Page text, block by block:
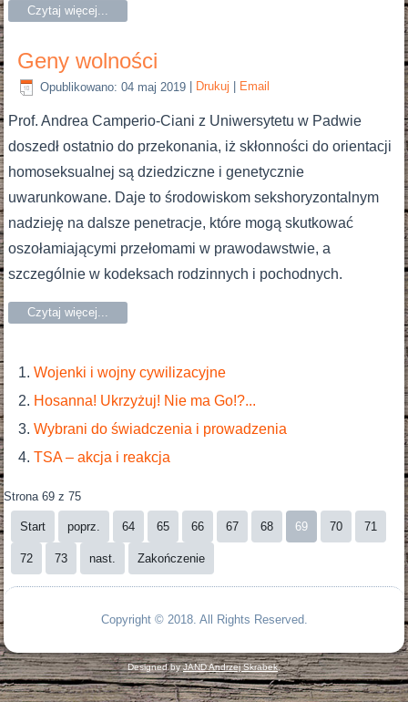
Czytaj więcej...
Geny wolności
Opublikowano: 04 maj 2019 Drukuj Email
Prof. Andrea Camperio-Ciani z Uniwersytetu w Padwie
doszedł ostatnio do przekonania, iż skłonności do orientacji
homoseksualnej są dziedziczne i genetycznie
uwarunkowane. Daje to środowiskom sekshoryzontalnym
nadzieję na dalsze penetracje, które mogą skutkować
oszołamiającymi przełomami w prawodawstwie, a
szczególnie w kodeksach rodzinnych i pochodnych.
Czytaj więcej...
Wojenki i wojny cywilizacyjne
Hosanna! Ukrzyżuj! Nie ma Go!?...
Wybrani do świadczenia i prowadzenia
TSA – akcja i reakcja
Strona 69 z 75
Start poprz. 64 65 66 67 68 69 70 71
72 73 nast. Zakończenie
Copyright © 2018. All Rights Reserved.
Designed byJAND Andrzej Skrabek.